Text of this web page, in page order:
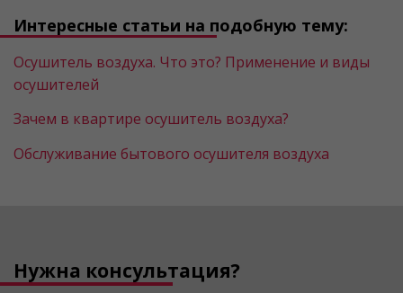
Интересные статьи на подобную тему:
Осушитель воздуха. Что это? Применение и виды
осушителей
Зачем в квартире осушитель воздуха?
Обслуживание бытового осушителя воздуха
Нужна консультация?